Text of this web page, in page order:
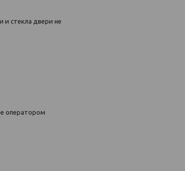
и стекла двери не
оператором